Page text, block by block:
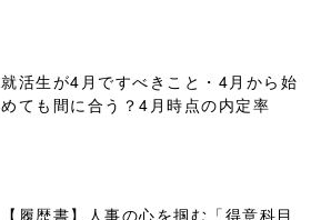
就活生が4月ですべきこと・4月から始
めても間に合う？4月時点の内定率
【履歴書】人事の心を掴む「得意科目